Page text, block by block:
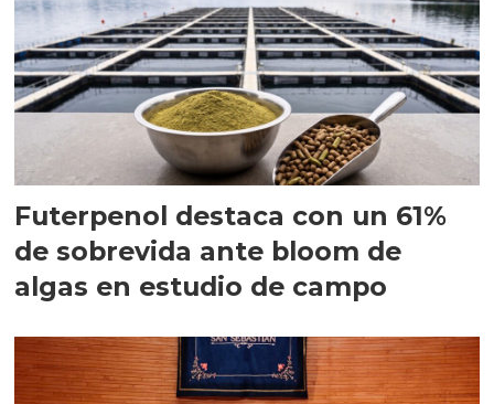
Futerpenol destaca con un 61%
de sobrevida ante bloom de
algas en estudio de campo